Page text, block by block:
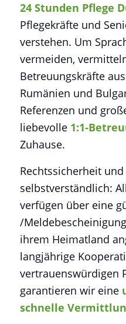
24 Stunden Pflege
Pflegekräfte und
verstehen. Um
vermeiden,
Betreuungskräfte
Rumänien und
Referenzen und
liebevolle 1:1-
Zuhause.
Rechtssicherheit
selbstverständlich:
verfügen über eine
/
ihrem Heimatland
langjährige
vertrauenswürdigen
garantieren wir eine
schnelle